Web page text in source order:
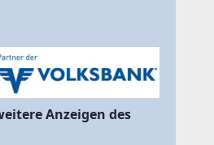
Anzeigen des